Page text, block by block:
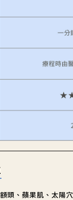
頭、蘋果肌、太陽穴